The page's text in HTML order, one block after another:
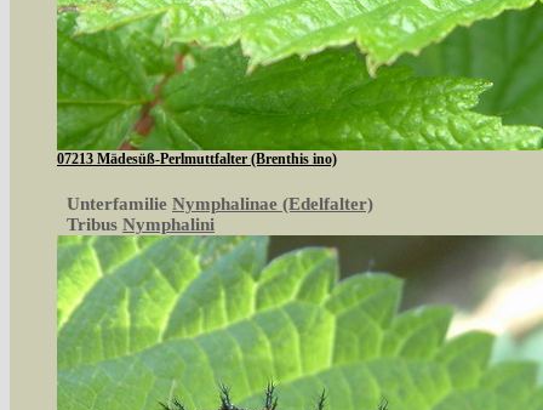
07213 Mädesüß-Perlmuttfalter (Brenthis ino)
Unterfamilie Nymphalinae (Edelfalter)
Tribus Nymphalini